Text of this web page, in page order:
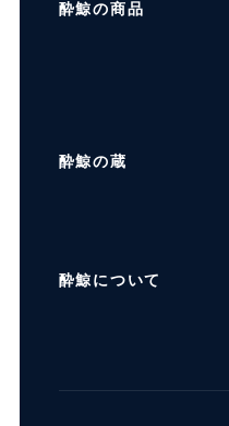
酔鯨の商品
酔鯨の蔵
酔鯨について